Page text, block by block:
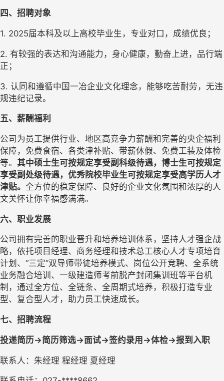
四、招聘对象
1. 2025届本科及以上高校毕业生，专业对口，成绩优良；
2. 有较强的表达和沟通能力，身心健康，勤奋上进，品行端
正；
3. 认同和遵循中国一冶企业文化理念，能够吃苦耐劳，无违
规违纪记录。
五、薪酬福利
公司为员工提供行业、地区高竞争力薪酬和完善的央企福利
保障，免费食宿、各类津补贴、带薪休假、免费工装及体检
等。 其中硕士生可按规定享受副科级待遇，博士生可按规定
享受副处级待遇，优秀院校毕业生可按规定享受高学历人才
津贴。 全方位的稳定保障、良好的企业文化氛围和浓厚的人
文关怀让你幸福感满满。
六、职业发展
公司拥有完善的职业晋升和培养培训体系，坚持人才强企战
略，依托项目经理、商务经理和技术总工核心人才专项培育
计划、 “三定”双导师带徒培养模式、岗位公开竞聘、全系统
业务融合培训、一级建造师考前脱产封闭集训班等平台机
制，通过全方位、全链条、全周期式培养，积极打造专业
型、复合型人才，助力员工快速成长。
七、招聘流程
投递简历→简历筛选→面试→签约录用→体检→报到入职
联系人：朱经理 程经理 夏经理